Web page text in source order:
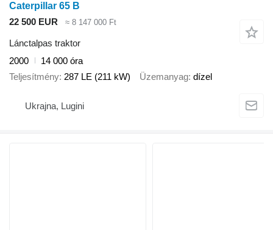
Caterpillar 65 B
22 500 EUR
≈ 8 147 000 Ft
Lánctalpas traktor
2000
14 000 óra
Teljesítmény 287 LE (211 kW) Üzemanyag dízel
Ukrajna, Lugini